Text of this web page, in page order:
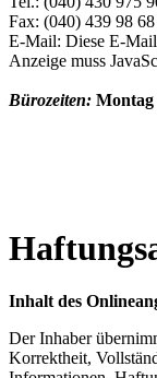
Fax: (040) 439 98 68
E-Mail: Diese E-
Anzeige muss
Bürozeiten: Montag
Inhalt des
Der Inhaber
Korrektheit,